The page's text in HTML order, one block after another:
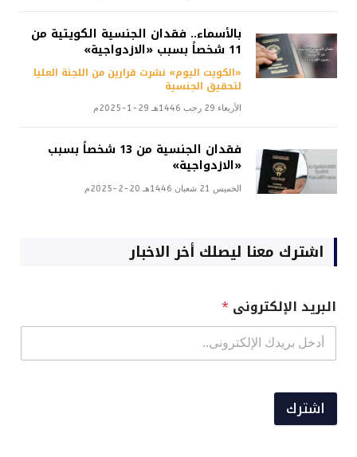
بالأسماء.. فقدان الجنسية الكويتية من
11 شخصاً بسبب «الازدواجية»
«الكويت اليوم» نشرت قرارين من اللجنة العليا
لتحقيق الجنسية
الأربعاء 29 رجب 1446هـ 29-1-2025م
فقدان الجنسية من 13 شخصاً بسبب
«الازدواجية»
الخميس 21 شعبان 1446هـ 20-2-2025م
اشترك معنا ليصلك أخر الاخبار
البريد الإلكترونى *
اشترك